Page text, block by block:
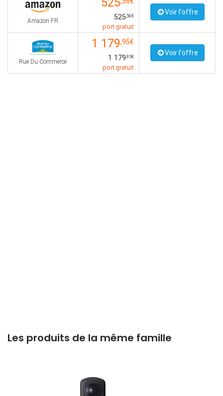
Amazon FR
525,56€
port gratuit
Voir l'offre
Rue Du Commerce
1 179,95€
1 179,95€
port gratuit
Voir l'offre
Les produits de la même famille